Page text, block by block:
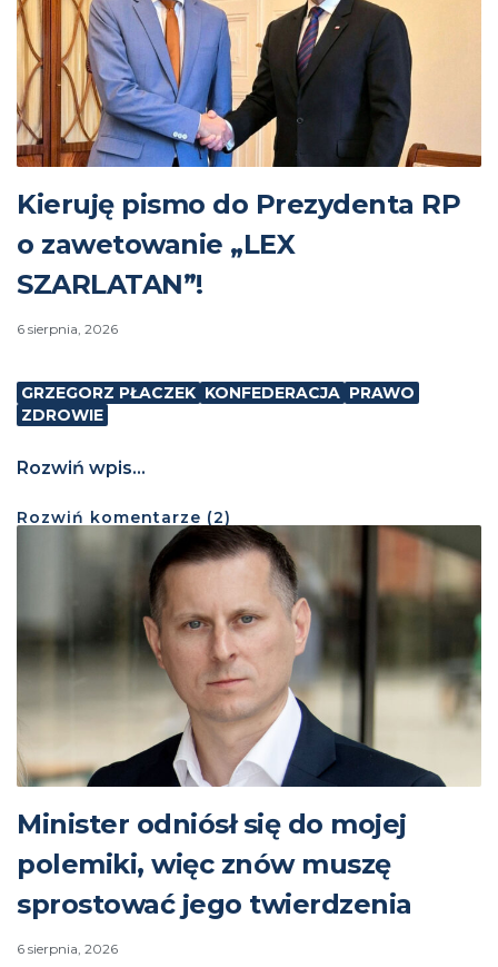
Kieruję pismo do Prezydenta RP
o zawetowanie „LEX
SZARLATAN”!
6 sierpnia, 2026
GRZEGORZ PŁACZEK KONFEDERACJA PRAWO
ZDROWIE
Rozwiń wpis...
Rozwiń komentarze (2)
Minister odniósł się do mojej
polemiki, więc znów muszę
sprostować jego twierdzenia
6 sierpnia, 2026